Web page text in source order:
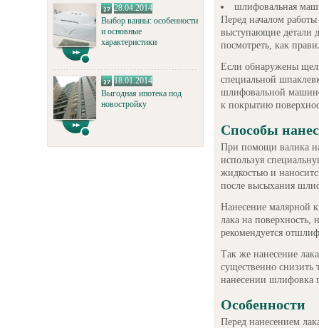
28.04.2014
Выбор ванны: особенности
и основные
характеристики
18.01.2014
Выгодная ипотека под
новостройку
шлифовальная
Перед началом
выступающие детали
посмотреть, как
Если обнаружены
специальной
шлифовальной
к покрытию
Способы
При помощи валика
используя
жидкостью и
после высыхания
Нанесение малярной
лака на поверхность,
рекомендуется
Так же нанесение
существенно снизить
нанесении шлифовка
Особенности
Перед нанесением